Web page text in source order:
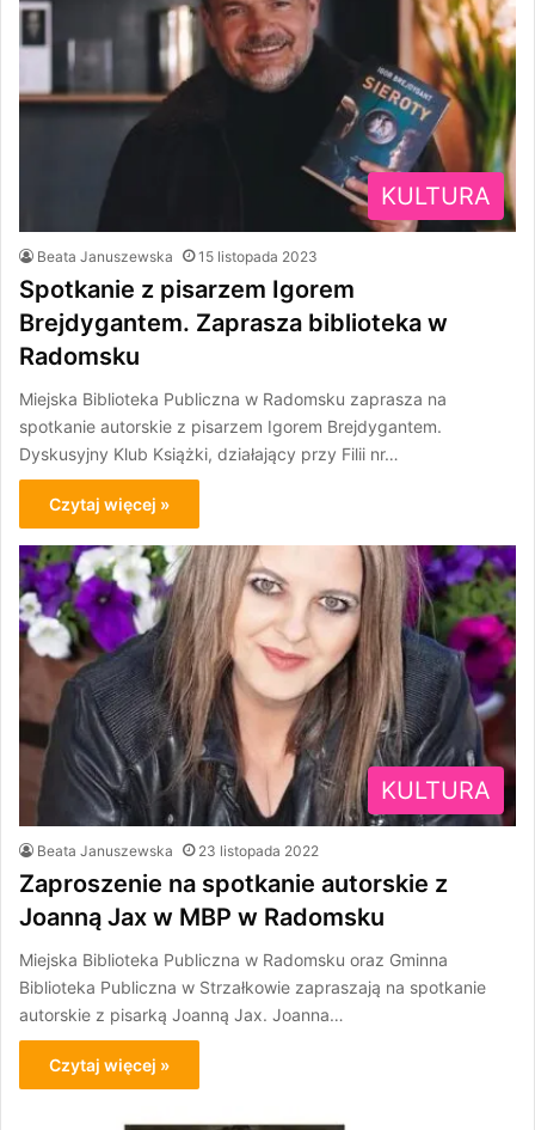
KULTURA
Beata Januszewska 15 listopada 2023
Spotkanie z pisarzem Igorem
Brejdygantem. Zaprasza biblioteka w
Radomsku
Miejska Biblioteka Publiczna w Radomsku zaprasza na
spotkanie autorskie z pisarzem Igorem Brejdygantem.
Dyskusyjny Klub Książki, działający przy Filii nr…
Czytaj więcej »
KULTURA
Beata Januszewska 23 listopada 2022
Zaproszenie na spotkanie autorskie z
Joanną Jax w MBP w Radomsku
Miejska Biblioteka Publiczna w Radomsku oraz Gminna
Biblioteka Publiczna w Strzałkowie zapraszają na spotkanie
autorskie z pisarką Joanną Jax. Joanna…
Czytaj więcej »